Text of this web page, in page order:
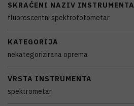
SKRAĆENI NAZIV INSTRUMENTA
fluorescentni spektrofotometar
KATEGORIJA
nekategorizirana oprema
VRSTA INSTRUMENTA
spektrometar